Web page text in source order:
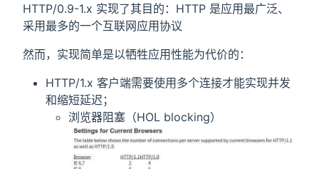
HTTP/0.9-1.x 实现了其目的：HTTP 是应用最广泛、
采用最多的一个互联网应用协议
然而，实现简单是以牺牲应用性能为代价的：
HTTP/1.x 客户端需要使用多个连接才能实现并发
和缩短延迟；
浏览器阻塞（HOL blocking）